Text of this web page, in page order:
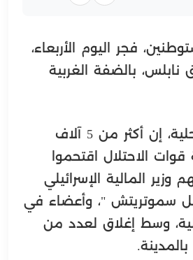
فجر اليوم الأربعاء،
بالضفة الغربية
وقالت مصادر محلية، إن أكثر من 5 آلاف
الاحتلال اقتحموا
المالية الإسرائيلي
سموتريتش "، وأعضاء في
وسط إغلاق لعدد من